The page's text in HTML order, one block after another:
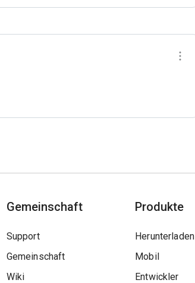
Gemeinschaft
Support
Gemeinschaft
Wiki
Produkte
Herunterladen
Mobil
Entwickler